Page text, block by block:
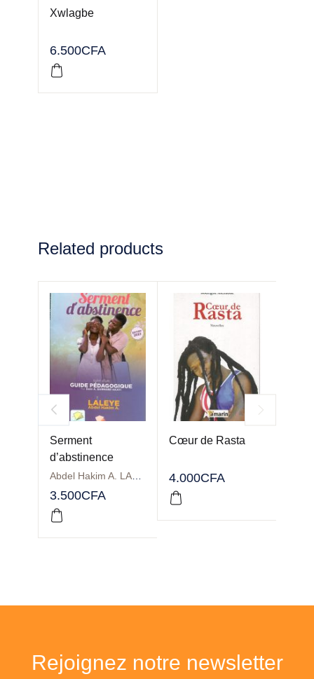
Xwlagbe
6.500CFA
Related products
Serment
d’abstinence
3.500CFA
Cœur de Rasta
4.000CFA
Rejoignez notre newsletter